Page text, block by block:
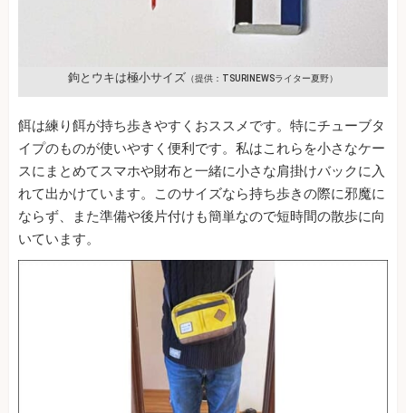
鉤とウキは極小サイズ （提供：TSURINEWSライター夏野）
餌は練り餌が持ち歩きやすくおススメです。特にチューブタ
イプのものが使いやすく便利です。私はこれらを小さなケー
スにまとめてスマホや財布と一緒に小さな肩掛けバックに入
れて出かけています。このサイズなら持ち歩きの際に邪魔に
ならず、また準備や後片付けも簡単なので短時間の散歩に向
いています。